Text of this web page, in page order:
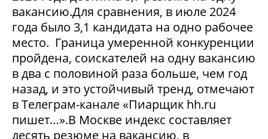
вакансию.Для сравнения, в июле 2024
года было 3,1 кандидата на одно рабочее
место. Граница умеренной конкуренции
пройдена, соискателей на одну вакансию
в два с половиной раза больше, чем год
назад, и это устойчивый тренд, отмечают
в Телеграм-канале «Пиарщик hh.ru
пишет…».В Москве индекс составляет
десять резюме на вакансию, в